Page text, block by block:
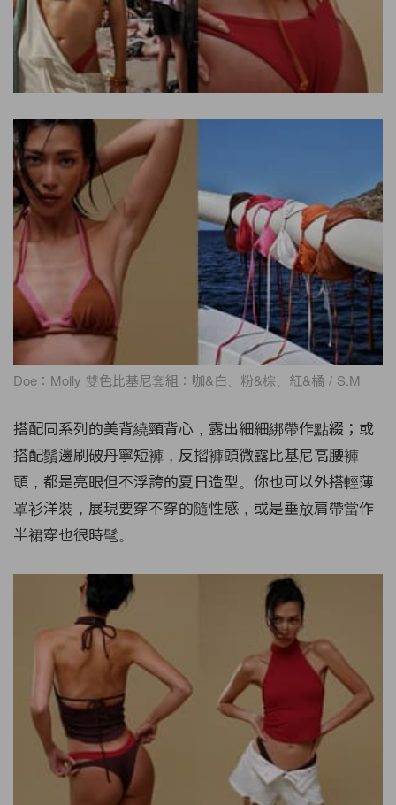
Doe：Molly 雙色比基尼套組：咖&白、粉&棕、紅&橘 / S.M
搭配同系列的美背繞頸背心，露出細細綁帶作點綴；或
搭配鬚邊刷破丹寧短褲，反摺褲頭微露比基尼高腰褲
頭，都是亮眼但不浮誇的夏日造型。你也可以外搭輕薄
罩衫洋裝，展現要穿不穿的隨性感，或是垂放肩帶當作
半裙穿也很時髦。